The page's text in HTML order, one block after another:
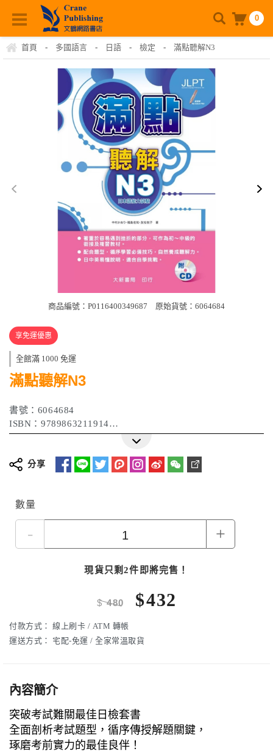
0
首頁 - 多國語言 - 日語 - 檢定 - 滿點聽解N3
商品編號：P0116400349687 原始貨號：6064684
享免運優惠
全館滿 1000 免運
滿點聽解N3
書號：6064684
ISBN：9789863211914
作者：中村かおり, 福島佐知, 友松悦子
分享
數量
- +
現貨只剩2件即將完售！
$480 $432
付款方式： 線上刷卡 / ATM 轉帳
運送方式：
宅配-免運 / 全家常溫取貨
內容簡介
突破考試難關最佳日檢套書
全面剖析考試題型，循序傳授解題關鍵，
琢磨考前實力的最佳良伴！